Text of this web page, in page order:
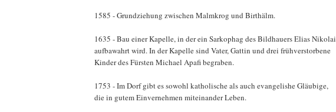
1585 - Grundziehung zwischen Malmkrog und Birthälm.
1635 - Bau einer Kapelle, in der ein Sarkophag des Bildhauers Elias Nikolai
aufbawahrt wird. In der Kapelle sind Vater, Gattin und drei frühverstorbene
Kinder des Fürsten Michael Apafi begraben.
1753 - Im Dorf gibt es sowohl katholische als auch evangelishe Gläubige,
die in gutem Einvernehmen miteinander Leben.